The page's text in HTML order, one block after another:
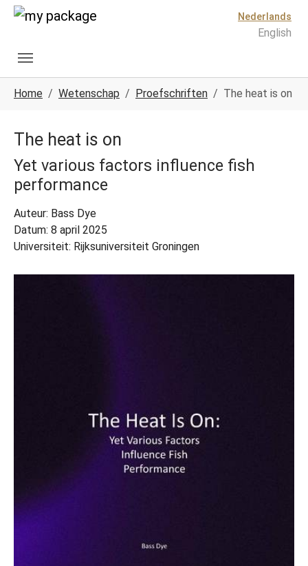
Spring naar hoofd-inhoud
Skip to page footer
Nederlands
English
Home Wetenschap Proefschriften The heat is on
The heat is on
Yet various factors influence fish
performance
Auteur: Bass Dye
Datum: 8 april 2025
Universiteit: Rijksuniversiteit Groningen